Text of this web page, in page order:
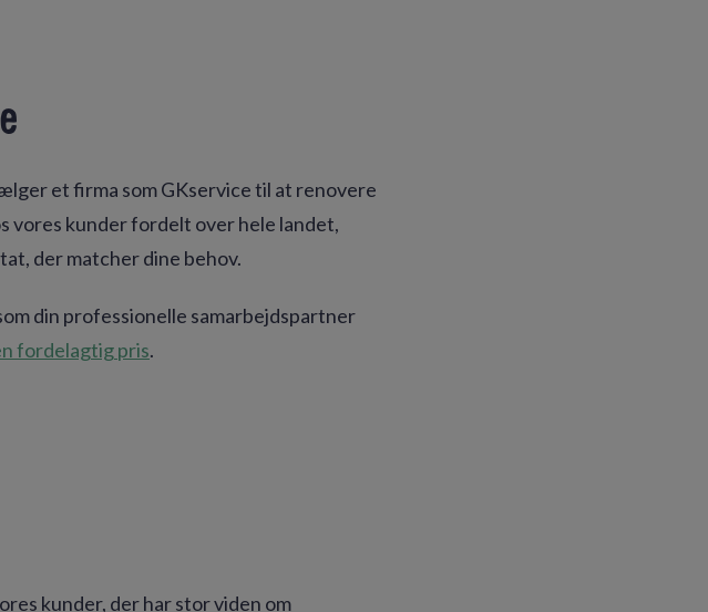
et firma som GKservice til at renovere
vores kunder fordelt over hele landet,
der matcher dine behov.
din professionelle samarbejdspartner
fordelagtig pris.
kunder, der har stor viden om